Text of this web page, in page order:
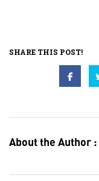
SHARE THIS POST!
About the Author :